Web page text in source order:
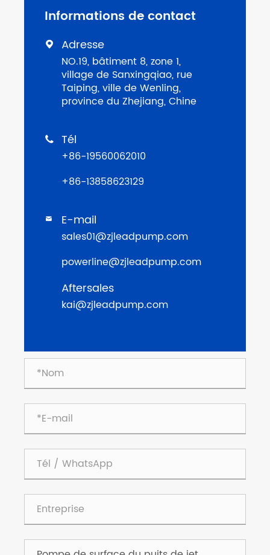
Informations de contact
 Adresse
NO.19, bâtiment 8, zone 1,
village de Sanxingqiao, rue
Taiping, ville de Wenling,
province du Zhejiang, Chine
 Tél
+86-19560062010
+86-13858623129
 E-mail
sales01@zjleadpump.com
powerline@zjleadpump.com
Aftersales
kai@zjleadpump.com